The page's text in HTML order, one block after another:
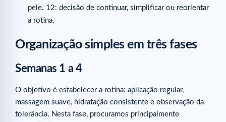
pele. 12: decisão de continuar, simplificar ou reorientar
a rotina.
Organização simples em três fases
Semanas 1 a 4
O objetivo é estabelecer a rotina: aplicação regular,
massagem suave, hidratação consistente e observação da
tolerância. Nesta fase, procuramos principalmente